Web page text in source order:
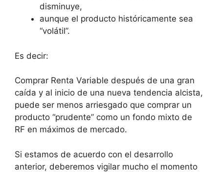
disminuye,
aunque el producto históricamente sea
“volátil”.
Es decir:
Comprar Renta Variable después de una gran
caída y al inicio de una nueva tendencia alcista,
puede ser menos arriesgado que comprar un
producto “prudente” como un fondo mixto de
RF en máximos de mercado.
Si estamos de acuerdo con el desarrollo
anterior, deberemos vigilar mucho el momento